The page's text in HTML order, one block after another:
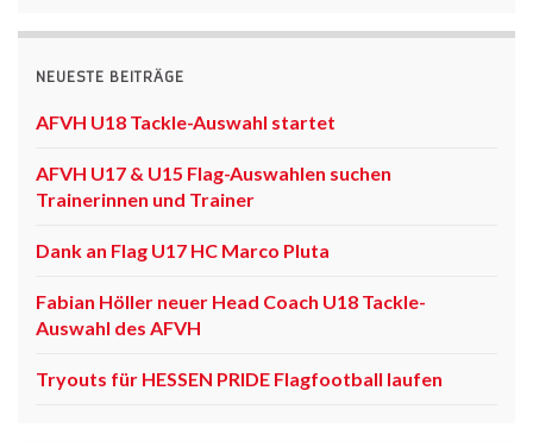
NEUESTE BEITRÄGE
AFVH U18 Tackle-Auswahl startet
AFVH U17 & U15 Flag-Auswahlen suchen
Trainerinnen und Trainer
Dank an Flag U17 HC Marco Pluta
Fabian Höller neuer Head Coach U18 Tackle-
Auswahl des AFVH
Tryouts für HESSEN PRIDE Flagfootball laufen